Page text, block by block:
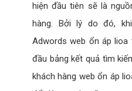
hiện đầu tiên sẽ là
hàng. Bởi lý do đó,
Adwords web ổn áp
đầu bảng kết quả tìm
khách hàng web ổn áp